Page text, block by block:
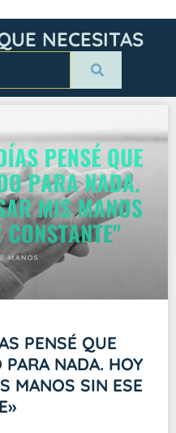
NECESITAS
PENSÉ QUE
NADA. HOY
MANOS SIN ESE